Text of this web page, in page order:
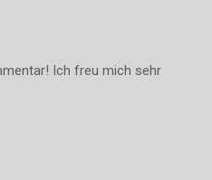
Ich freu mich sehr